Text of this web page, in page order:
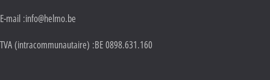
E-mail :info@helmo.be
TVA (intracommunautaire) :BE 0898.631.160